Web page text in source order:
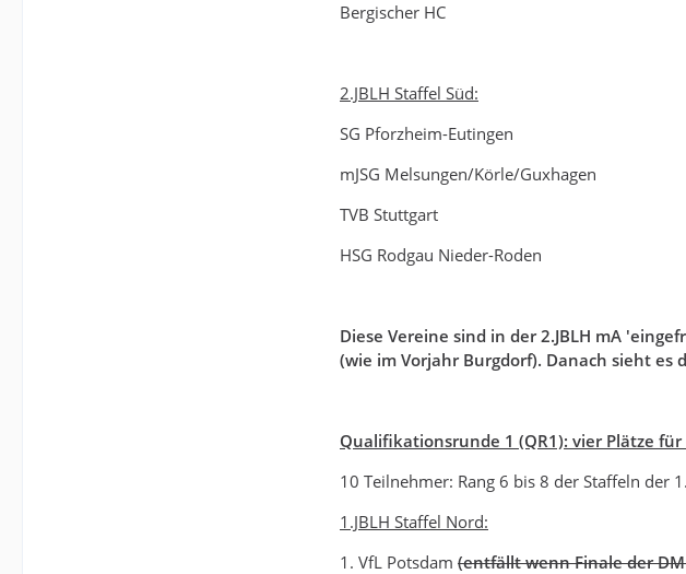
Bergischer HC
2.JBLH Staffel Süd:
SG Pforzheim-Eutingen
mJSG Melsungen/Körle/Guxhagen
TVB Stuttgart
HSG Rodgau Nieder-Roden
Diese Vereine sind in der 2.JBLH mA
(wie im Vorjahr Burgdorf). Danach sieht es
Qualifikationsrunde 1 (QR1): vier Plätze für
10 Teilnehmer: Rang 6 bis 8 der Staffeln der
1.JBLH Staffel Nord:
1. VfL Potsdam (entfällt wenn Finale der